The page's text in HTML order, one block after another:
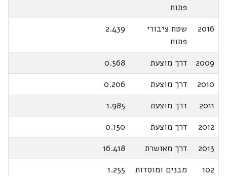
פתוח
2016
שטח ציבורי
פתוח
2.439
2009 דרך מוצעת
0.568
2010
דרך מוצעת
0.206
2011
דרך מוצעת
1.985
2012
דרך מוצעת
0.150
2013
דרך מאושרת
16.418
102
מבנים ומוסדות
1.255